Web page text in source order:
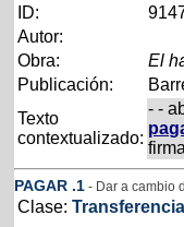
ID:
Autor:
Obra:
El
Publicación:
Texto
contextualizado:
- -
PAGAR .1 - Dar a cambio
Clase:Transferencia